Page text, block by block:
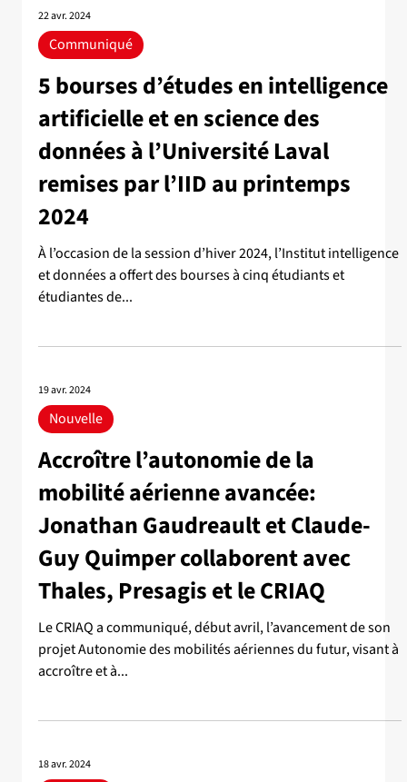
22 avr. 2024
Communiqué
5 bourses d’études en intelligence
artificielle et en science des
données à l’Université Laval
remises par l’IID au printemps
2024
À l’occasion de la session d’hiver 2024, l’Institut intelligence
et données a offert des bourses à cinq étudiants et
étudiantes de...
19 avr. 2024
Nouvelle
Accroître l’autonomie de la
mobilité aérienne avancée:
Jonathan Gaudreault et Claude-
Guy Quimper collaborent avec
Thales, Presagis et le CRIAQ
Le CRIAQ a communiqué, début avril, l’avancement de son
projet Autonomie des mobilités aériennes du futur, visant à
accroître et à...
18 avr. 2024